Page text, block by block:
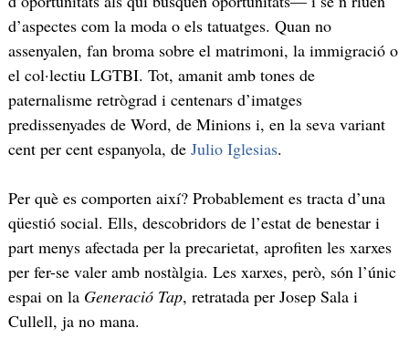
d’aspectes com la moda o els tatuatges. Quan no
assenyalen, fan broma sobre el matrimoni, la immigració o
el col·lectiu LGTBI. Tot, amanit amb tones de
paternalisme retrògrad i centenars d’imatges
predissenyades de Word, de Minions i, en la seva variant
cent per cent espanyola, de Julio Iglesias.
Per què es comporten així? Probablement es tracta d’una
qüestió social. Ells, descobridors de l’estat de benestar i
part menys afectada per la precarietat, aprofiten les xarxes
per fer-se valer amb nostàlgia. Les xarxes, però, són l’únic
espai on la Generació Tap, retratada per Josep Sala i
Cullell, ja no mana.